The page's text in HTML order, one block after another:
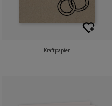
Kraftpapier